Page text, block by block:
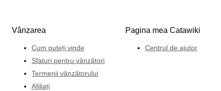
Vânzarea
Cum puteți vinde
Sfaturi pentru vânzători
Termenii vânzătorului
Afiliați
Pagina mea Catawiki
Centrul de ajutor